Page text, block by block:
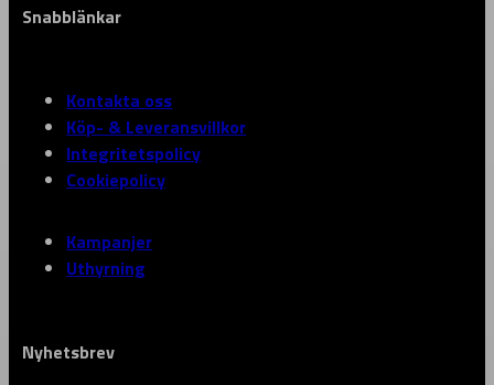
Snabblänkar
Kontakta oss
Köp- & Leveransvillkor
Integritetspolicy
Cookiepolicy
Kampanjer
Uthyrning
Nyhetsbrev